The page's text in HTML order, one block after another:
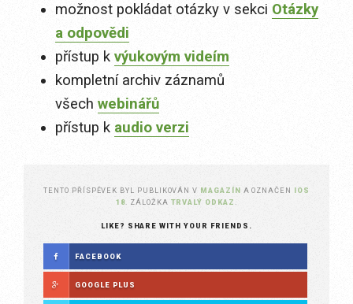
možnost pokládat otázky v sekci Otázky
a odpovědi
přístup k výukovým videím
kompletní archiv záznamů
všech webinářů
přístup k audio verzi
TENTO PŘÍSPĚVEK BYL PUBLIKOVÁN V MAGAZÍN A OZNAČEN IOS
18 . ZÁLOŽKA TRVALÝ ODKAZ
LIKE? SHARE WITH YOUR FRIENDS.
FACEBOOK
GOOGLE PLUS